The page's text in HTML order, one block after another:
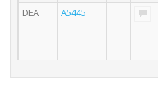
DEA A5445